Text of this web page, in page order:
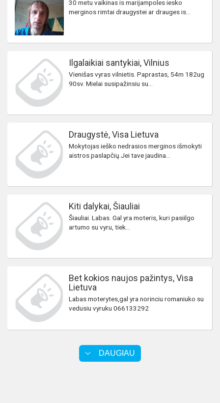
30 metu vaikinas is marijampoles iesko
merginos rimtai draugystei ar drauges is...
Ilgalaikiai santykiai, Vilnius
Vienišas vyras vilnietis. Paprastas, 54m 182ug
90sv. Mielai susipažinsiu su...
Draugystė, Visa Lietuva
Mokytojas ieško nedrasios merginos išmokyti
aistros paslapčių.Jei tave jaudina...
Kiti dalykai, Šiauliai
Šiauliai. Labas. Gal yra moteris, kuri pasiilgo
artumo su vyru, tiek...
Bet kokios naujos pažintys, Visa
Lietuva
Labas moterytes,gal yra norinciu romaniuko su
vedusiu vyruku 066133292
DAUGIAU